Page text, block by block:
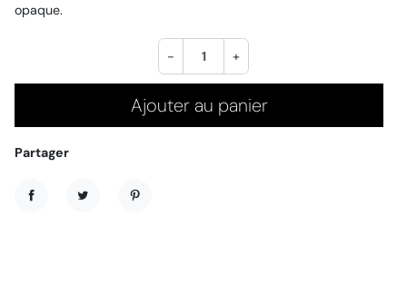
opaque.
- +
Ajouter au panier
Partager